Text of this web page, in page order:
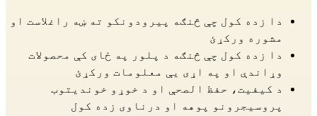
دا زده کول چې څنګه پیرودونکو ته ښه راغلاست او
مشوره ورکړئ
دا زده کول چې څنګه د پلور په ځای کې محصولات
وړاندې او په اړی یې معلومات ورکړئ
د کیفیت، حفظ الصحې او د خوړو خوندیتوب
پروسیجرونو پوهه او درناوی زده کول